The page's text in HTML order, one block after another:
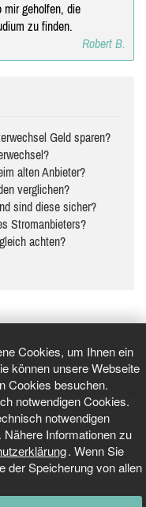
Cookies, um Ihnen ein
können unsere Webseite
Cookies besuchen.
notwendigen Cookies.
notwendigen
Informationen zu
. Wenn Sie
der Speicherung von allen
mir geholfen, die
zu finden.
Robert B.
Geld sparen?
alten Anbieter?
verglichen?
sind diese sicher?
Stromanbieters?
achten?